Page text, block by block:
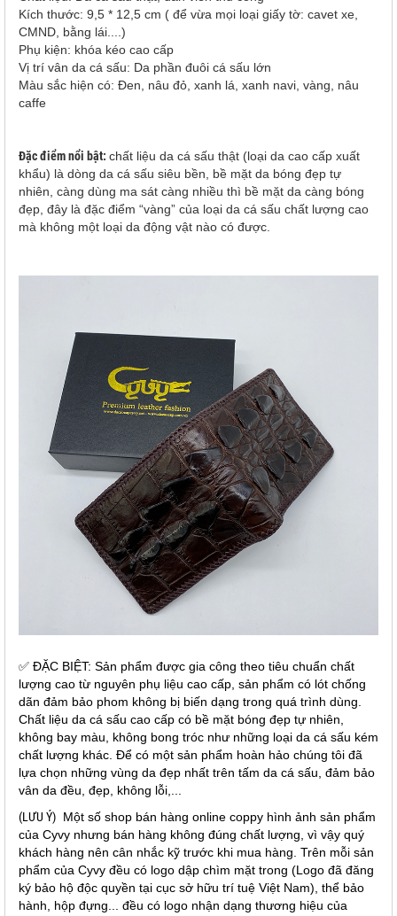
Kích thước: 9,5 * 12,5 cm ( để vừa mọi loại giấy tờ: cavet xe,
CMND, bằng lái....)
Phụ kiện: khóa kéo cao cấp
Vị trí vân da cá sấu: Da phần đuôi cá sấu lớn
Màu sắc hiện có: Đen, nâu đỏ, xanh lá, xanh navi, vàng, nâu
caffe
Đặc điểm nổi bật: chất liệu da cá sấu thật (loại da cao cấp xuất
khẩu) là dòng da cá sấu siêu bền, bề mặt da bóng đẹp tự
nhiên, càng dùng ma sát càng nhiều thì bề mặt da càng bóng
đẹp, đây là đặc điểm “vàng” của loại da cá sấu chất lượng cao
mà không một loại da động vật nào có được.
✅ ĐẶC BIỆT: Sản phẩm được gia công theo tiêu chuẩn chất
lượng cao từ nguyên phụ liệu cao cấp, sản phẩm có lót chống
dãn đảm bảo phom không bị biến dạng trong quá trình dùng.
Chất liệu da cá sấu cao cấp có bề mặt bóng đẹp tự nhiên,
không bay màu, không bong tróc như những loại da cá sấu kém
chất lượng khác. Để có một sản phẩm hoàn hảo chúng tôi đã
lựa chọn những vùng da đẹp nhất trên tấm da cá sấu, đảm bảo
vân da đều, đẹp, không lỗi,...
(LƯU Ý) Một số shop bán hàng online coppy hình ảnh sản phẩm
của Cyvy nhưng bán hàng không đúng chất lượng, vì vậy quý
khách hàng nên cân nhắc kỹ trước khi mua hàng. Trên mỗi sản
phẩm của Cyvy đều có logo dập chìm mặt trong (Logo đã đăng
ký bảo hộ độc quyền tại cục sở hữu trí tuệ Việt Nam), thể bảo
hành, hộp đựng... đều có logo nhận dạng thương hiệu của